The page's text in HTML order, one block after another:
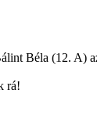
Béla (12. A)
rá!